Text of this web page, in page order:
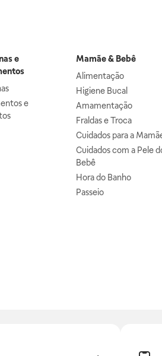
e
e
Mamãe & Bebê
Alimentação
Higiene Bucal
Amamentação
Fraldas e Troca
Cuidados para a
Cuidados com a Pele
Bebê
Hora do Banho
Passeio